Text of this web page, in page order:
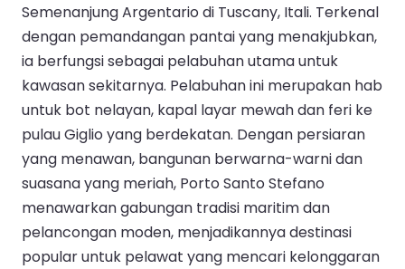
Semenanjung Argentario di Tuscany, Itali. Terkenal
dengan pemandangan pantai yang menakjubkan,
ia berfungsi sebagai pelabuhan utama untuk
kawasan sekitarnya. Pelabuhan ini merupakan hab
untuk bot nelayan, kapal layar mewah dan feri ke
pulau Giglio yang berdekatan. Dengan persiaran
yang menawan, bangunan berwarna-warni dan
suasana yang meriah, Porto Santo Stefano
menawarkan gabungan tradisi maritim dan
pelancongan moden, menjadikannya destinasi
popular untuk pelawat yang mencari kelonggaran